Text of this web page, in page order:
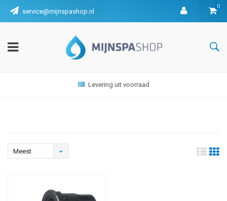
service@mijnspashop.nl
0
Levering uit voorraad
Meest